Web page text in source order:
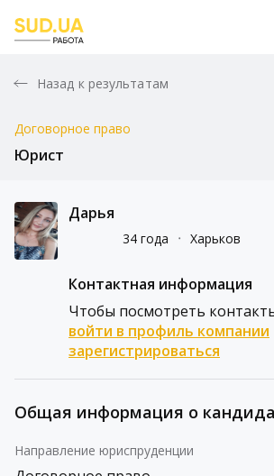
Назад к результатам
Договорное право
Юрист
Дарья
34 года ᛫ Харьков
Контактная информация
Чтобы посмотреть
войти в профиль компании
зарегистрироваться
Общая информация о
Направление юриспруденции